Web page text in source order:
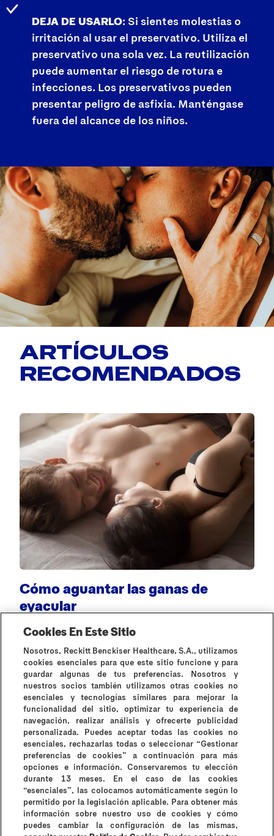
DEJA DE USARLO: Si sientes molestias o
irritación al usar el preservativo. Utiliza el
preservativo una sola vez. La reutilización
puede aumentar el riesgo de rotura e
infecciones. Los preservativos pueden
presentar peligro de asfixia. Manténgase
fuera del alcance de los niños.
ARTÍCULOS
RECOMENDADOS
Cómo aguantar las ganas de
eyacular
Todos los artículos
¿Por qué Durex? Historia de DurexContáctanos
Preguntas frecuentes
Contraindicaciones e información de uso
Términos y condiciones
Cookies En Este Sitio
Nosotros, Reckitt Benckiser Healthcare, S.A., utilizamos
cookies esenciales para que este sitio funcione y para
guardar algunas de tus preferencias. Nosotros y
nuestros socios también utilizamos otras cookies no
esenciales y tecnologías similares para mejorar la
funcionalidad del sitio, optimizar tu experiencia de
navegación, realizar análisis y ofrecerte publicidad
personalizada. Puedes aceptar todas las cookies no
esenciales, rechazarlas todas o seleccionar “Gestionar
preferencias de cookies” a continuación para más
opciones e información. Conservaremos tu elección
durante 13 meses. En el caso de las cookies
“esenciales”, las colocamos automáticamente según lo
permitido por la legislación aplicable. Para obtener más
información sobre nuestro uso de cookies y cómo
puedes cambiar la configuración de las mismas,